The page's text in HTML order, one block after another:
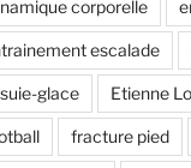
corporelle
escalade
glace Etienne
fracture pied